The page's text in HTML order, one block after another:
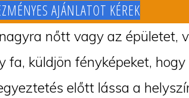
AJÁNLATOT KÉREK
nőtt vagy az épületet,
fa, küldjön fényképeket, hogy
előtt lássa a